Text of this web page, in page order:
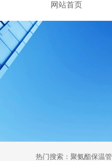
网站首页
热门搜索：聚氨酯保温管